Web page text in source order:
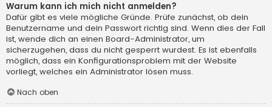
Warum kann ich mich nicht anmelden?
Dafür gibt es viele mögliche Gründe. Prüfe zunächst, ob dein
Benutzername und dein Passwort richtig sind. Wenn dies der Fall
ist, wende dich an einen Board-Administrator, um
sicherzugehen, dass du nicht gesperrt wurdest. Es ist ebenfalls
möglich, dass ein Konfigurationsproblem mit der Website
vorliegt, welches ein Administrator lösen muss.
Nach oben